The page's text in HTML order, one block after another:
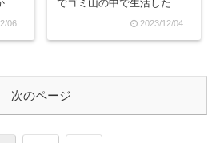
的
け
片
06
でゴミ山の中で生活したり
ないかと思います。さて、
最近xとInstagramで毎日
最近あったことや私の気づ
きを大嶋メソッ...
2023/12/04
次のページ